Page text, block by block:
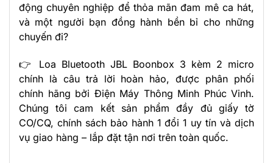
động chuyên nghiệp để thỏa mãn đam mê ca hát,
và một người bạn đồng hành bền bỉ cho những
chuyến đi?
👉 Loa Bluetooth JBL Boonbox 3 kèm 2 micro
chính là câu trả lời hoàn hảo, được phân phối
chính hãng bởi Điện Máy Thông Minh Phúc Vinh.
Chúng tôi cam kết sản phẩm đầy đủ giấy tờ
CO/CQ, chính sách bảo hành 1 đổi 1 uy tín và dịch
vụ giao hàng – lắp đặt tận nơi trên toàn quốc.